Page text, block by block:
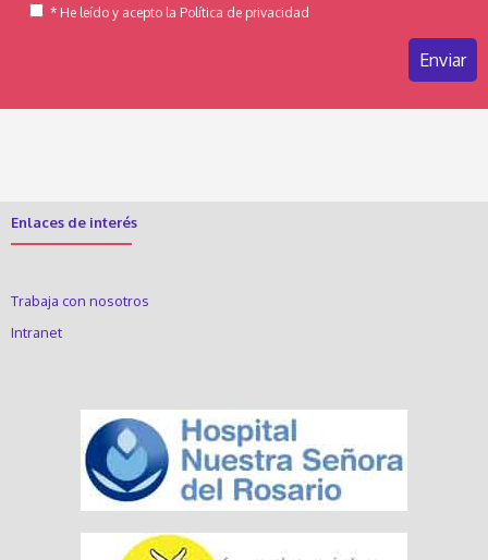
* He leído y acepto la Política de privacidad
Enlaces de interés
Trabaja con nosotros
Intranet